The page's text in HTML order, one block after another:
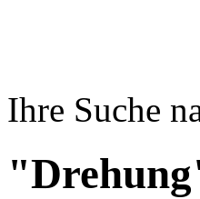
Ihre Suche